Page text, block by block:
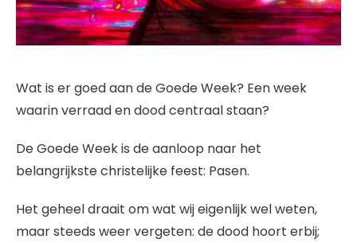
Wat is er goed aan de Goede Week? Een week
waarin verraad en dood centraal staan?
De Goede Week is de aanloop naar het
belangrijkste christelijke feest: Pasen.
Het geheel draait om wat wij eigenlijk wel weten,
maar steeds weer vergeten: de dood hoort erbij;